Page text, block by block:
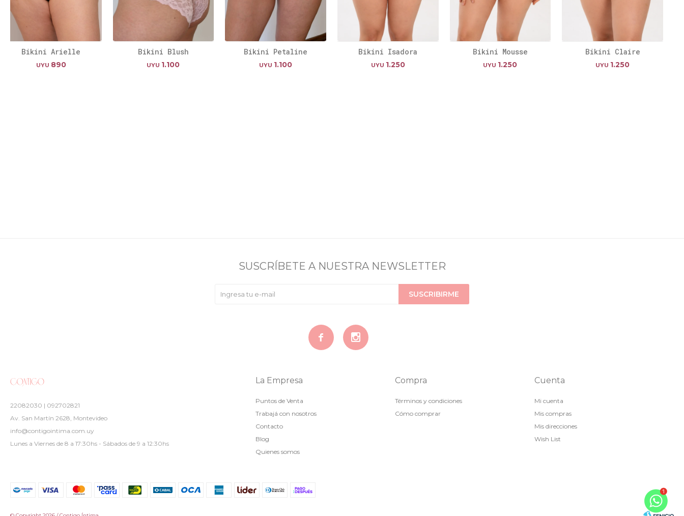
Bikini Arielle
UYU 890
Bikini Blush
UYU 1.100
Bikini Petaline
UYU 1.100
Bikini Isadora
UYU 1.250
Bikini Mousse
UYU 1.250
Bikini Claire
UYU 1.250
22082030 | 092702821
Av. San Martín 2628, Montevideo
info@contigointima.com.uy
Lunes a Viernes de 8 a 17:30hs - Sábados de 9 a 12:30hs
La Empresa
Puntos de Venta
Trabajá con nosotros
Contacto
Blog
Quienes somos
Compra
Términos y condiciones
Cómo comprar
Cuenta
Mi cuenta
Mis compras
Mis direcciones
Wish List
SUSCRÍBETE A NUESTRA NEWSLETTER
SUSCRIBIRME
 